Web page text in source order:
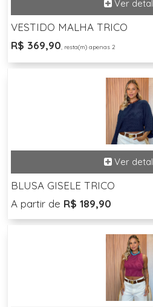
VESTIDO MALHA TRICO
R$ 369,90, resta(m) apenas 2
BLUSA GISELE TRICO
A partir de R$ 189,90